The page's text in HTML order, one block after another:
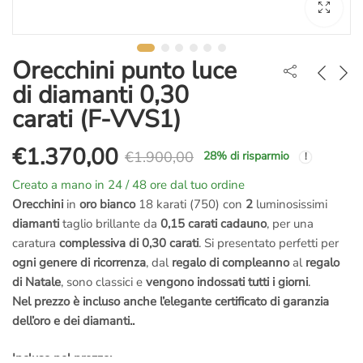
Orecchini punto luce
di diamanti 0,30
carati (F-VVS1)
€1.900,00
Il
prezzo
originale
era:
€1.900,00.
€1.370,00
Il
prezzo
attuale
è:
€1.370,00.
28% di risparmio
Creato a mano in 24 / 48 ore dal tuo ordine
Orecchini in oro bianco18 karati (750) con 2 luminosissimi
diamanti taglio brillante da 0,15 carati cadauno, per una
caratura complessiva di 0,30 carati. Si presentato perfetti per
ogni genere di ricorrenza, dal regalo di compleannoal regalo
di Natale, sono classici e vengono indossati tutti i giorni.
Nel prezzo è incluso anche l’elegante certificato di garanzia
dell’oro e dei diamanti..
Incluso nel prezzo: